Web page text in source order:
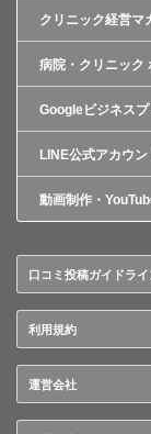
クリニック経営マ
病院・クリニック
Googleビジネス
LINE公式アカウ
動画制作・
口コミ投稿ガイドライ
利用規約
運営会社